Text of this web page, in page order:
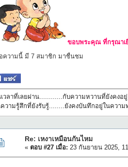
ขอบพระคุณ ที่กรุณาเ
ความนี้ มี 7 สมาชิก มาชื่นชม
วลาที่เลยผ่าน............กับความหวานที่ยังคงอยู่
วามรู้สึกที่ยังรับรู้........ยังคงบันทึกอยู่ในความ
Re: เหงาเหมือนกันไหม
« ตอบ #27 เมื่อ: 23 กันยายน 2025,